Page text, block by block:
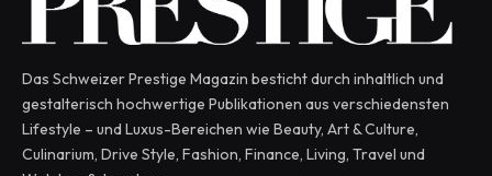
Das Schweizer Prestige Magazin besticht durch inhaltlich und
gestalterisch hochwertige Publikationen aus verschiedensten
Lifestyle – und Luxus-Bereichen wie Beauty, Art & Culture,
Culinarium, Drive Style, Fashion, Finance, Living, Travel und